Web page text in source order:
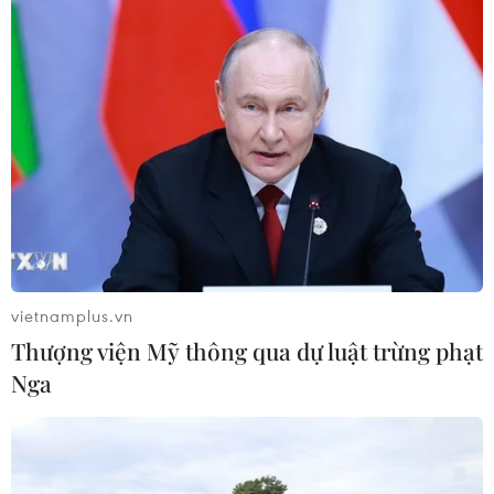
Standard Chartered huy động thành
công khoản vay xã hội 721 triệu USD
cho HDBank
05/08/2026 07:46
Tăng tốc giải ngân đầu tư công,
chấm dứt tâm lý trông chờ
05/08/2026 07:39
Hoàn thiện khuôn khổ pháp lý về
ngân hàng và phòng, chống rửa tiền
05/08/2026 03:43
vietnamplus.vn
Thượng viện Mỹ thông qua dự luật trừng phạt
Nga